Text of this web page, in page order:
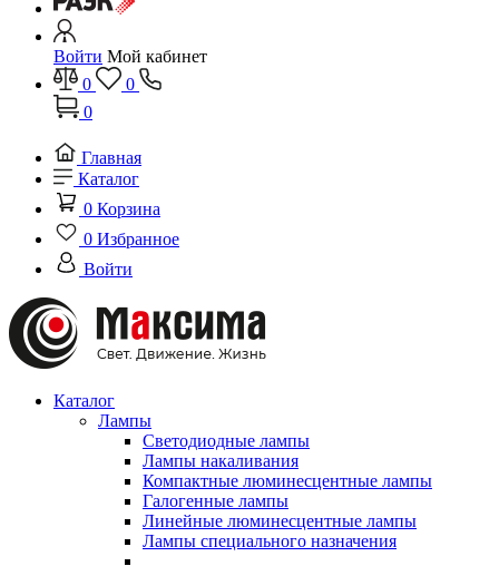
Войти Мой кабинет
0
0
0
Главная
Каталог
0 Корзина
0 Избранное
Войти
Каталог
Лампы
Светодиодные лампы
Лампы накаливания
Компактные люминесцентные лампы
Галогенные лампы
Линейные люминесцентные лампы
Лампы специального назначения